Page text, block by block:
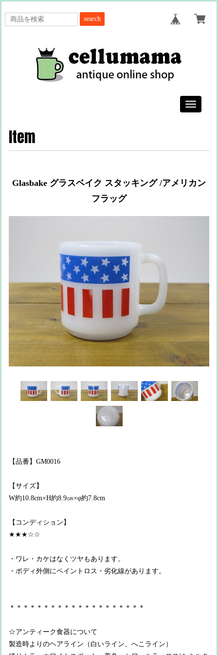
search
Toggle
Item
Glasbake グラスベイク スタッキング /アメリカン
フラッグ
【品番】GM0016
【サイズ】
W約10.8cm×H約8.9㎝×φ約7.8cm
【コンディション】
★★★☆☆
・ワレ・カケはなくツヤもあります。
・ボディ外側にペイントロス・劣化線があります。
＊＊＊＊＊＊＊＊＊＊＊＊＊＊＊＊＊＊＊＊
☆アンティーク食器について
製造時よりのヘアライン（白いライン、へこライン）